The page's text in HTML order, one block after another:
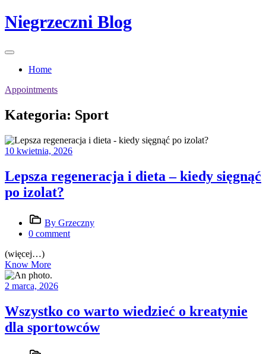
Skip
to
Niegrzeczni Blog
Home
Appointments
Kategoria: Sport
10 kwietnia, 2026
Lepsza regeneracja i dieta – kiedy sięgnąć
po izolat?
By Grzeczny
0 comment
(więcej…)
Know More
2 marca, 2026
Wszystko co warto wiedzieć o kreatynie
dla sportowców